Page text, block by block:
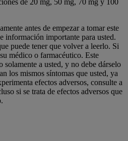
antes de empezar a tomar este
información importante para usted.
puede tener que volver a leerlo. Si
médico o farmacéutico. Este
solamente a usted, y no debe dárselo
los mismos síntomas que usted, ya
efectos adversos, consulte a
si se trata de efectos adversos que